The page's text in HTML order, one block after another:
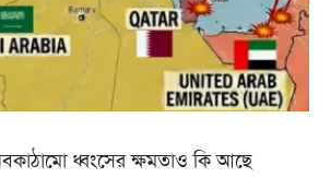
ধ্বংসের ক্ষমতাও কি আছে